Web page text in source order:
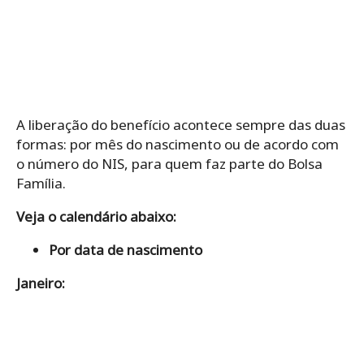
A liberação do benefício acontece sempre das duas
formas: por mês do nascimento ou de acordo com
o número do NIS, para quem faz parte do Bolsa
Família.
Veja o calendário abaixo:
Por data de nascimento
Janeiro: